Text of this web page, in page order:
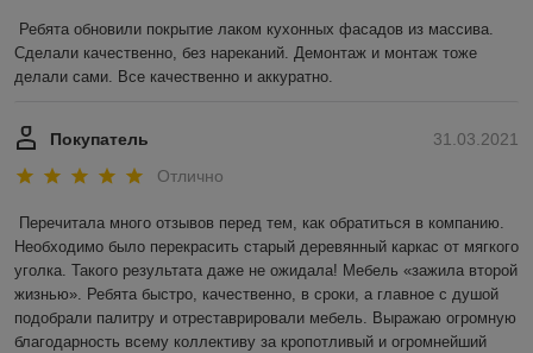
Ребята обновили покрытие лаком кухонных фасадов из массива.
Сделали качественно, без нареканий. Демонтаж и монтаж тоже
делали сами. Все качественно и аккуратно.
31.03.2021
Покупатель
Отлично
Перечитала много отзывов перед тем, как обратиться в компанию.
Необходимо было перекрасить старый деревянный каркас от мягкого
уголка. Такого результата даже не ожидала! Мебель «зажила второй
жизнью». Ребята быстро, качественно, в сроки, а главное с душой
подобрали палитру и отреставрировали мебель. Выражаю огромную
благодарность всему коллективу за кропотливый и огромнейший